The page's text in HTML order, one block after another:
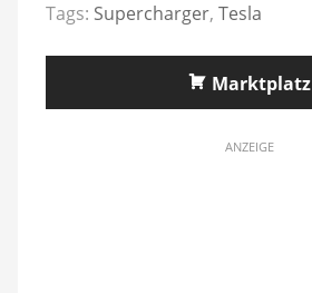
Tags: Supercharger, Tesla
Marktplatz
ANZEIGE